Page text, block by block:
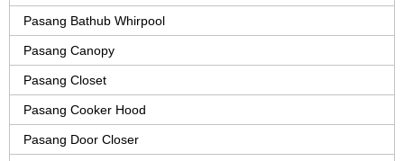
Pasang Bathub Whirpool
Pasang Canopy
Pasang Closet
Pasang Cooker Hood
Pasang Door Closer